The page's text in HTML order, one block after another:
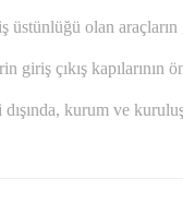
olan araçların
giriş çıkış
kurum ve